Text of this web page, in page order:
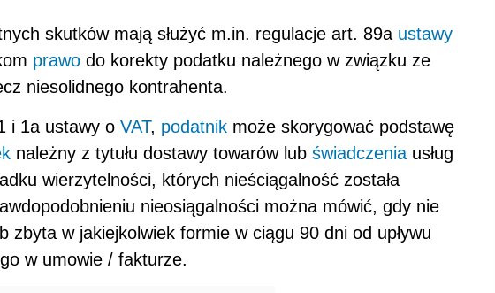
skutków mają służyć m.in. regulacje art. 89a ustawy
prawo do korekty podatku należnego w związku ze
niesolidnego kontrahenta.
i 1a ustawy o VAT, podatnik może skorygować podstawę
należny z tytułu dostawy towarów lub świadczenia usług
wierzytelności, których nieściągalność została
nieosiągalności można mówić, gdy nie
zbyta w jakiejkolwiek formie w ciągu 90 dni od upływu
w umowie / fakturze.